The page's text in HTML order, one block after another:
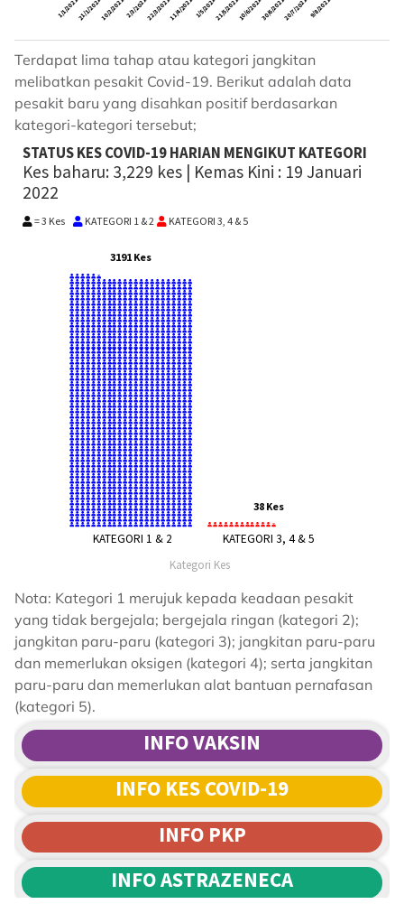
Terdapat lima tahap atau kategori jangkitan
melibatkan pesakit Covid-19. Berikut adalah data
pesakit baru yang disahkan positif berdasarkan
kategori-kategori tersebut;
Nota: Kategori 1 merujuk kepada keadaan pesakit
yang tidak bergejala; bergejala ringan (kategori 2);
jangkitan paru-paru (kategori 3); jangkitan paru-paru
dan memerlukan oksigen (kategori 4); serta jangkitan
paru-paru dan memerlukan alat bantuan pernafasan
(kategori 5).